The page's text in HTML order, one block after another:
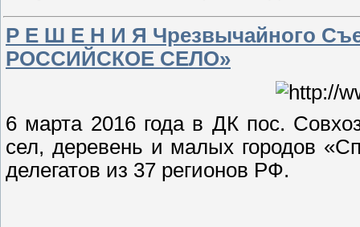
Р Е Ш Е Н И Я Чрезвычайного
РОССИЙСКОЕ СЕЛО»
6 марта 2016 года в ДК пос.
сел, деревень и малых городов
делегатов из 37 регионов РФ.